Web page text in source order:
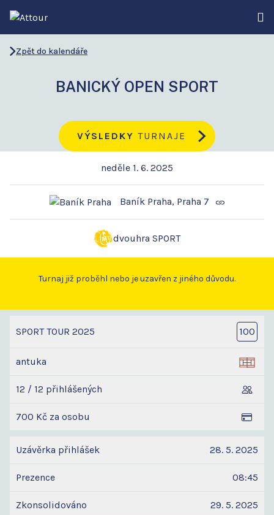
Zpět do kalendáře
BANICKÝ OPEN SPORT
VÝSLEDKY TURNAJE
neděle 1. 6. 2025
Baník Praha, Praha 7
dvouhra SPORT
Turnaj již proběhl nebo je uzavřen z jiného důvodu.
SPORT TOUR 2025 100
antuka
12 / 12 přihlášených
700 Kč za osobu
Uzávěrka přihlášek 28. 5. 2025
Prezence 08:45
Zkonsolidováno 29. 5. 2025